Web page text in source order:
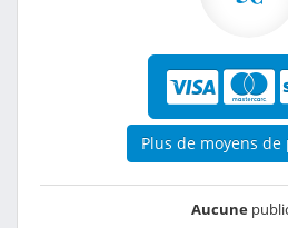
Plus de moyens
Aucune